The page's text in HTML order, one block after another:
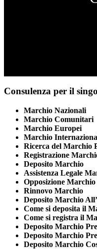
Consulenza per il
Marchio Nazionali
Marchio Comunitari
Marchio Europei
Marchio
Ricerca del Marchio
Registrazione
Deposito Marchio
Assistenza Legale
Opposizione Marchio
Rinnovo Marchio
Deposito Marchio
Come si deposita il
Come si registra il
Deposito Marchio
Deposito Marchio
Deposito Marchio